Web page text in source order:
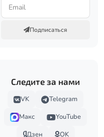
Подписаться
Следите за нами
VK
Telegram
Макс
YouTube
Дзен
OK